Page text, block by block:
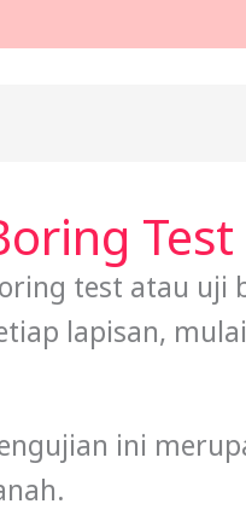
Test
test atau uji
lapisan,
ini